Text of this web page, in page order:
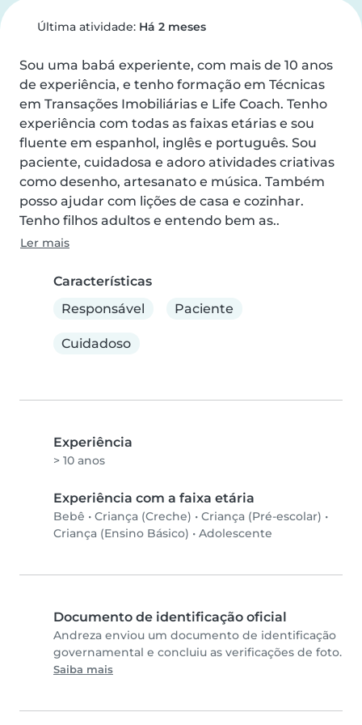
Última atividade: Há 2 meses
Sou uma babá experiente, com mais de 10 anos
de experiência, e tenho formação em Técnicas
em Transações Imobiliárias e Life Coach. Tenho
experiência com todas as faixas etárias e sou
fluente em espanhol, inglês e português. Sou
paciente, cuidadosa e adoro atividades criativas
como desenho, artesanato e música. Também
posso ajudar com lições de casa e cozinhar.
Tenho filhos adultos e entendo bem as..
Ler mais
Características
Responsável
Paciente
Cuidadoso
Experiência
> 10 anos
Experiência com a faixa etária
Bebê • Criança (Creche) • Criança (Pré-escolar) •
Criança (Ensino Básico) • Adolescente
Documento de identificação oficial
Andreza enviou um documento de identificação
governamental e concluiu as verificações de foto.
Saiba mais